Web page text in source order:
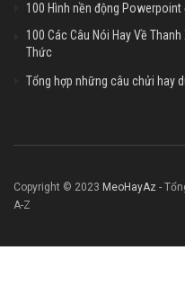
100 Hình nền động
100 Các Câu Nói Hay Về
Thức
Tổng hợp những câu chửi hay
Copyright © 2023 MeoHayAz -
A-Z